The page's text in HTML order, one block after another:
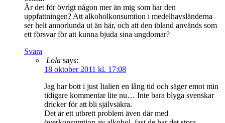
Är det för övrigt någon mer än mig som har den
uppfattningen? Att alkoholkonsumtion i medelhavsländerna
ser helt annorlunda ut än här, och att den ibland används som
ett försvar för att kunna bjuda sina ungdomar?
Svara
Lola says:
18 oktober 2011 kl. 17:08
Jag har bott i just Italien en lång tid och säger emot min
tidigare kommentar lite nu… Inte bara blyga svenskar
dricker för att bli självsäkra.
Det är ett utbrett problem även där med